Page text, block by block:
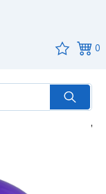
0